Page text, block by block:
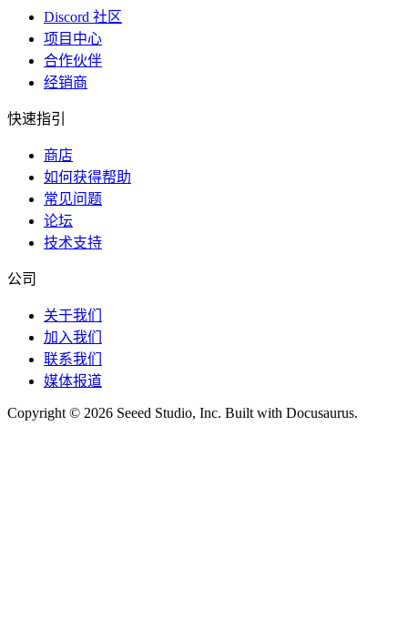
Discord 社区
项目中心
合作伙伴
经销商
快速指引
商店
如何获得帮助
常见问题
论坛
技术支持
公司
关于我们
加入我们
联系我们
媒体报道
Copyright © 2026 Seeed Studio, Inc. Built with Docusaurus.